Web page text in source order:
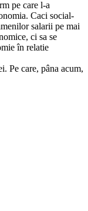
pe care l-a
Caci social-
salarii pe mai
ci sa se
în relatie
Pe care, pâna acum,